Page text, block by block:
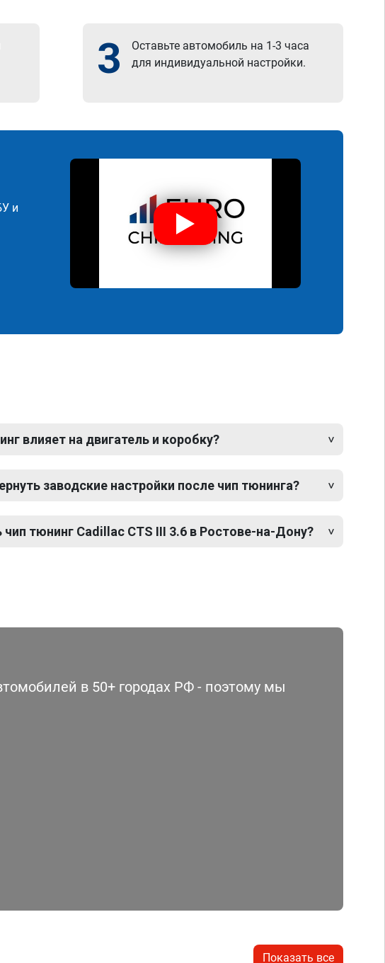
3
Оставьте автомобиль на 1-3 часа
для индивидуальной настройки.
и
влияет на двигатель и коробку?
заводские настройки после чип тюнинга?
чип тюнинг Cadillac CTS III 3.6 в Ростове-на-Дону?
в 50+ городах РФ - поэтому мы
Показать все